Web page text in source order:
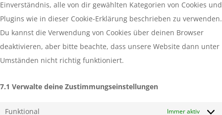
Einverständnis, alle von dir gewählten Kategorien von Cookies und
Plugins wie in dieser Cookie-Erklärung beschrieben zu verwenden.
Du kannst die Verwendung von Cookies über deinen Browser
deaktivieren, aber bitte beachte, dass unsere Website dann unter
Umständen nicht richtig funktioniert.
7.1 Verwalte deine Zustimmungseinstellungen
Funktional Immer aktiv